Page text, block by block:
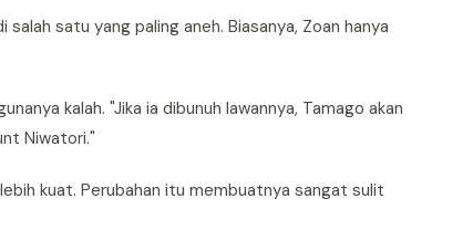
satu yang paling aneh. Biasanya, Zoan hanya
kalah. "Jika ia dibunuh lawannya, Tamago akan
Niwatori."
kuat. Perubahan itu membuatnya sangat sulit